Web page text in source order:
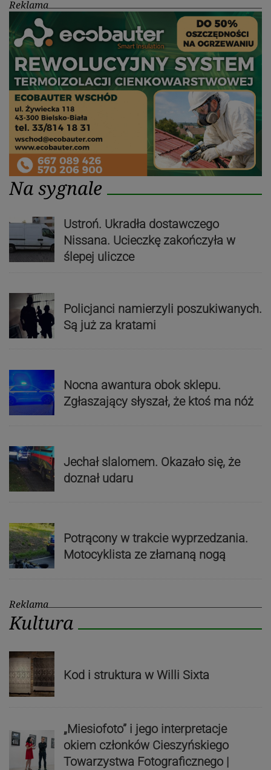
Reklama
Na sygnale
Ustroń. Ukradła dostawczego
Nissana. Ucieczkę zakończyła w
ślepej uliczce
Policjanci namierzyli poszukiwanych.
Są już za kratami
Nocna awantura obok sklepu.
Zgłaszający słyszał, że ktoś ma nóż
Jechał slalomem. Okazało się, że
doznał udaru
Potrącony w trakcie wyprzedzania.
Motocyklista ze złamaną nogą
Reklama
Kultura
Kod i struktura w Willi Sixta
„Miesiofoto” i jego interpretacje
okiem członków Cieszyńskiego
Towarzystwa Fotograficznego |